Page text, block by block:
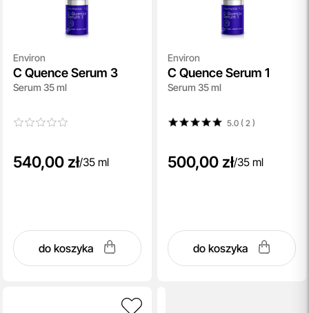
Environ
C Quence Serum 3
Serum 35 ml
540,00 zł/35 ml
do koszyka
Environ
C Quence Serum 1
Serum 35 ml
5.0 ( 2 )
500,00 zł/35 ml
do koszyka